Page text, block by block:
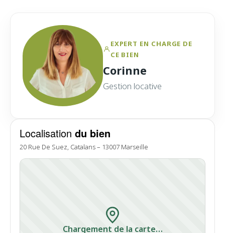
Localisation du bien
20 Rue De Suez, Catalans – 13007 Marseille
Chargement de la carte…
EXPERT EN CHARGE DE
CE BIEN
Corinne
Gestion locative